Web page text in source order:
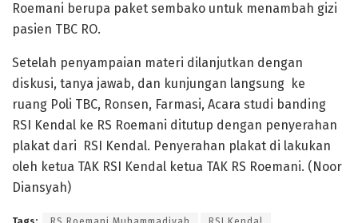
Roemani berupa paket sembako untuk menambah gizi
pasien TBC RO.
Setelah penyampaian materi dilanjutkan dengan
diskusi, tanya jawab, dan kunjungan langsung ke
ruang Poli TBC, Ronsen, Farmasi, Acara studi banding
RSI Kendal ke RS Roemani ditutup dengan penyerahan
plakat dari RSI Kendal. Penyerahan plakat di lakukan
oleh ketua TAK RSI Kendal ketua TAK RS Roemani. (Noor
Diansyah)